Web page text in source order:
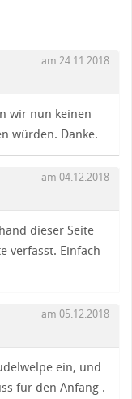
am 24.11.2018
wir nun keinen
würden. Danke.
am 04.12.2018
dieser Seite
verfasst. Einfach
am 05.12.2018
ein, und
für den Anfang .